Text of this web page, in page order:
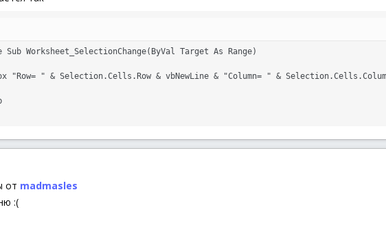
Sub Worksheet_SelectionChange(ByVal Target As Range)
"Row= " & Selection.Cells.Row & vbNewLine & "Column= " &
от madmasles
:(